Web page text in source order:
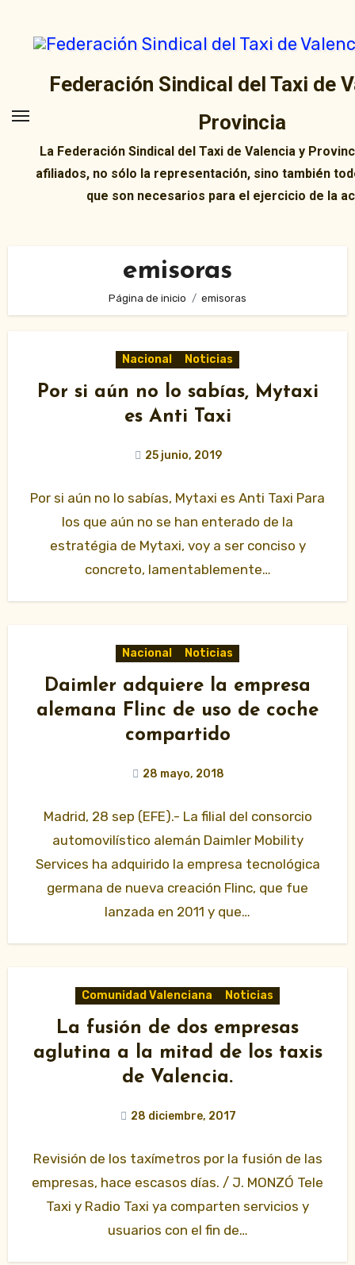
contenido
Federación Sindical del Taxi de
Provincia
La Federación Sindical del Taxi de Valencia y
afiliados, no sólo la representación, sino también
que son necesarios para el ejercicio de la
emisoras
Página de inicio emisoras
Nacional Noticias
Por si aún no lo sabías, Mytaxi
es Anti Taxi
25 junio, 2019
Por si aún no lo sabías, Mytaxi es Anti Taxi Para
los que aún no se han enterado de la
estratégia de Mytaxi, voy a ser conciso y
concreto, lamentablemente…
Nacional Noticias
Daimler adquiere la empresa
alemana Flinc de uso de coche
compartido
28 mayo, 2018
Madrid, 28 sep (EFE).- La filial del consorcio
automovilístico alemán Daimler Mobility
Services ha adquirido la empresa tecnológica
germana de nueva creación Flinc, que fue
lanzada en 2011 y que…
Comunidad Valenciana Noticias
La fusión de dos empresas
aglutina a la mitad de los taxis
de Valencia.
28 diciembre, 2017
Revisión de los taxímetros por la fusión de las
empresas, hace escasos días. / J. MONZÓ Tele
Taxi y Radio Taxi ya comparten servicios y
usuarios con el fin de…